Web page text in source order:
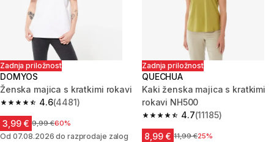
Zadnja priložnost
DOMYOS
Ženska majica s kratkimi rokavi
4.6
4.6 od 5 zvezdic from 4481 ocene
(4481)
3,99 € Cena pred znižanjem
9,99 €60%
Od 07.08.2026 do razprodaje zalog
Zadnja priložnost
QUECHUA
Kaki ženska majica s kratkimi
rokavi NH500
4.7
4.7 od 5 zvezdic from 11185
(11185)
8,99 € Cena pred znižanjem
11,99 €25%